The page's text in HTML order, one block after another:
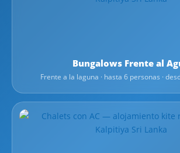
Bungalows Frente al
Frente a la laguna · hasta 6 personas ·